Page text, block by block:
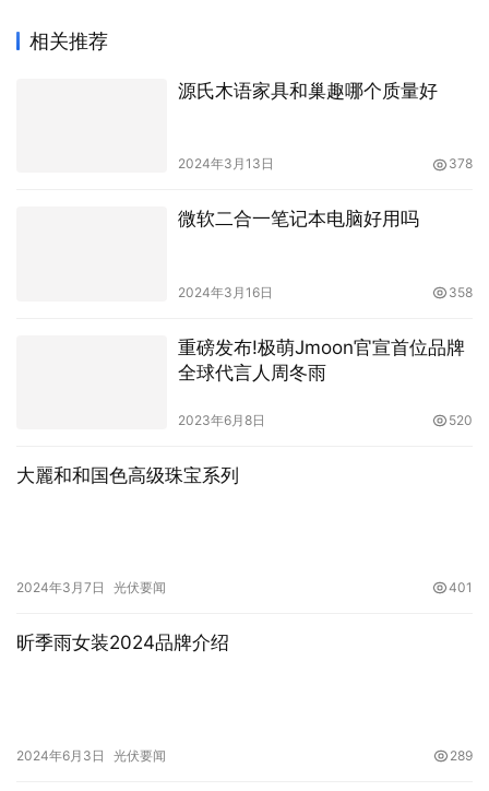
相关推荐
源氏木语家具和巢趣哪个质量好
2024年3月13日 378
微软二合一笔记本电脑好用吗
2024年3月16日 358
重磅发布!极萌Jmoon官宣首位品牌
全球代言人周冬雨
2023年6月8日 520
大麗和和国色高级珠宝系列
2024年3月7日 光伏要闻 401
昕季雨女装2024品牌介绍
2024年6月3日 光伏要闻 289